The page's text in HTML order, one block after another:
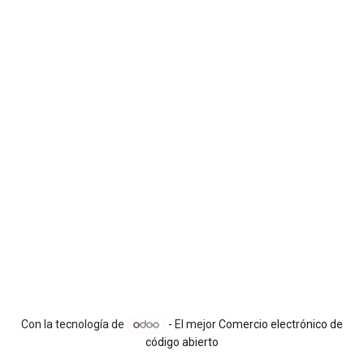
Con la tecnología de - El mejorComercio electrónico de
código abierto